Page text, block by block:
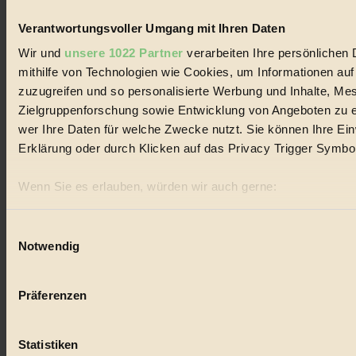
Verantwortungsvoller Umgang mit Ihren Daten
Wir und unsere 1022 Partner verarbeiten Ihre persönlichen
mithilfe von Technologien wie Cookies, um Informationen
zuzugreifen und so personalisierte Werbung und Inhalte,
Zielgruppenforschung sowie Entwicklung von Angeboten zu
wer Ihre Daten für welche Zwecke nutzt. Sie können Ihre
Erklärung oder durch Klicken auf das Privacy Trigger
Wenn Sie es erlauben, würden wir auch gerne:
Informationen über Ihre geografische Lage erfassen,
Ihr Gerät durch aktives Scannen nach bestimmten
Präferenzen im
biorama.eu
Notwendig
Präferenzen
Statistiken
Natur
kinderbuch
Landwirtschaft